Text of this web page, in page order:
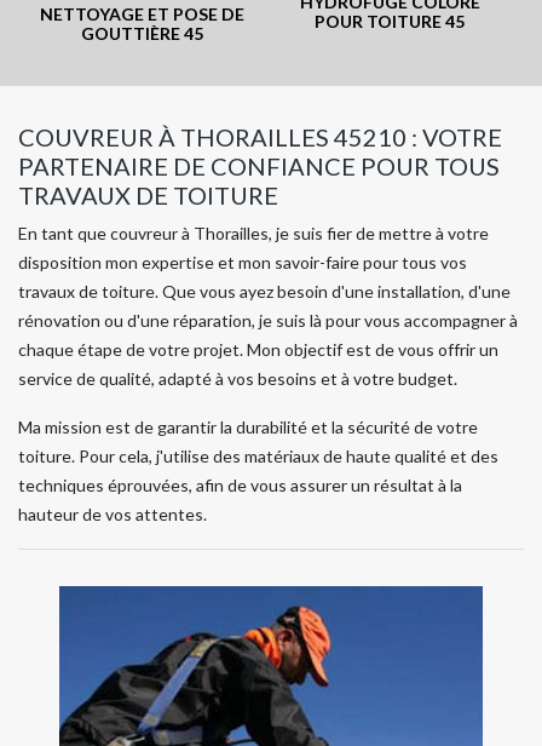
NETTOYAGE ET POSE DE
GOUTTIÈRE 45
POUR TOITURE 45
COUVREUR À THORAILLES 45210 : VOTRE
PARTENAIRE DE CONFIANCE POUR TOUS
TRAVAUX DE TOITURE
En tant que couvreur à Thorailles, je suis fier de mettre à votre
disposition mon expertise et mon savoir-faire pour tous vos
travaux de toiture. Que vous ayez besoin d'une installation, d'une
rénovation ou d'une réparation, je suis là pour vous accompagner à
chaque étape de votre projet. Mon objectif est de vous offrir un
service de qualité, adapté à vos besoins et à votre budget.
Ma mission est de garantir la durabilité et la sécurité de votre
toiture. Pour cela, j'utilise des matériaux de haute qualité et des
techniques éprouvées, afin de vous assurer un résultat à la
hauteur de vos attentes.